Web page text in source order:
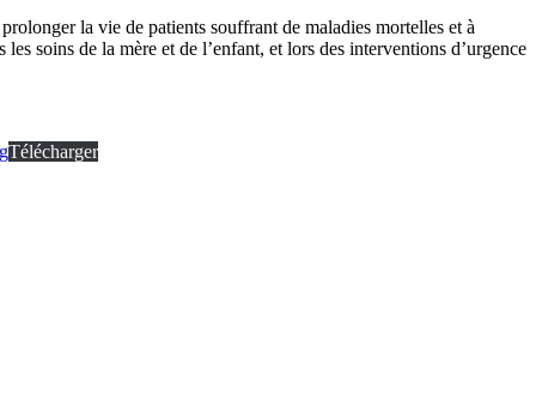
la vie de patients souffrant de maladies mortelles et à
soins de la mère et de l’enfant, et lors des interventions d’urgence
Télécharger